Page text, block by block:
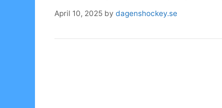
April 10, 2025 by dagenshockey.se